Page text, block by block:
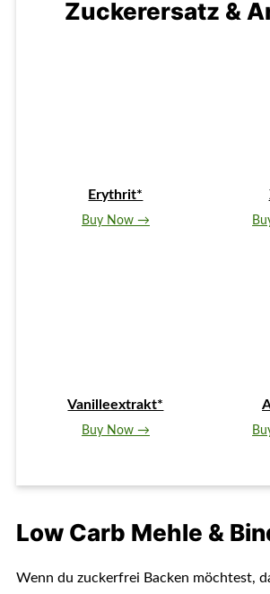
Zuckerersatz &
Erythrit*
Buy Now →
Vanilleextrakt*
Buy Now →
Low Carb Mehle &
Wenn du zuckerfrei Backen möchtest,